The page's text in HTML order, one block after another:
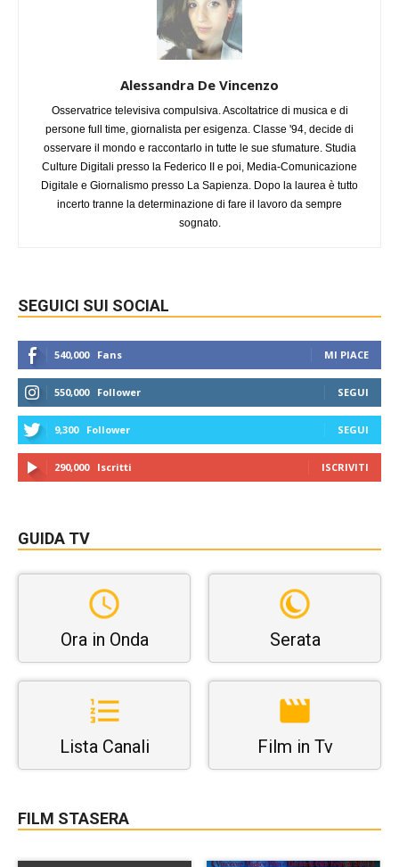
Alessandra De Vincenzo
Osservatrice televisiva compulsiva. Ascoltatrice di musica e di
persone full time, giornalista per esigenza. Classe '94, decide di
osservare il mondo e raccontarlo in tutte le sue sfumature. Studia
Culture Digitali presso la Federico II e poi, Media-Comunicazione
Digitale e Giornalismo presso La Sapienza. Dopo la laurea è tutto
incerto tranne la determinazione di fare il lavoro da sempre
sognato.
SEGUICI SUI SOCIAL
540,000 Fans MI PIACE
550,000 Follower SEGUI
9,300 Follower SEGUI
290,000 Iscritti ISCRIVITI
GUIDA TV
Ora in Onda Serata
Lista Canali Film in Tv
FILM STASERA